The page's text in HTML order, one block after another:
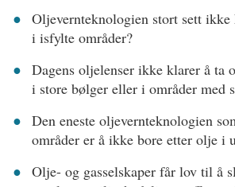
Oljevernteknologien stort sett
i isfylte områder?
Dagens oljelenser ikke klarer å ta
i store bølger eller i områder med
Den eneste oljevernteknologien
områder er å ikke bore etter olje i
Olje- og gasselskaper får lov til å